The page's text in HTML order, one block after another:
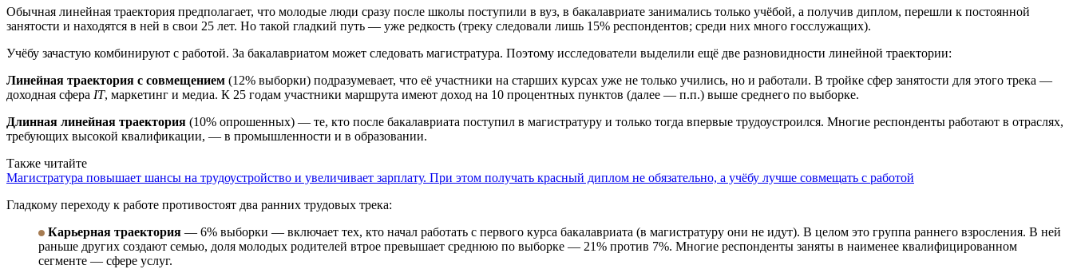
Обычная линейная траектория предполагает, что молодые люди сразу после школы поступили в вуз, в бакалавриате занимались только учёбой, а получив диплом, перешли к постоянной
занятости и находятся в ней в свои 25 лет. Но такой гладкий путь — уже редкость (треку следовали лишь 15% респондентов; среди них много госслужащих).
Учёбу зачастую комбинируют с работой. За бакалавриатом может следовать магистратура. Поэтому исследователи выделили ещё две разновидности линейной траектории:
Линейная траектория с совмещением (12% выборки) подразумевает, что её участники на старших курсах уже не только учились, но и работали. В тройке сфер занятости для этого трека —
доходная сфера IT, маркетинг и медиа. К 25 годам участники маршрута имеют доход на 10 процентных пунктов (далее — п.п.) выше среднего по выборке.
Длинная линейная траектория (10% опрошенных) — те, кто после бакалавриата поступил в магистратуру и только тогда впервые трудоустроился. Многие респонденты работают в отраслях,
требующих высокой квалификации, — в промышленности и в образовании.
Также читайте
Магистратура повышает шансы на трудоустройство и увеличивает зарплату. При этом получать красный диплом не обязательно, а учёбу лучше совмещать с работой
Гладкому переходу к работе противостоят два ранних трудовых трека:
Карьерная траектория — 6% выборки — включает тех, кто начал работать с первого курса бакалавриата (в магистратуру они не идут). В целом это группа раннего взросления. В ней
раньше других создают семью, доля молодых родителей втрое превышает среднюю по выборке — 21% против 7%. Многие респонденты заняты в наименее квалифицированном
сегменте — сфере услуг.